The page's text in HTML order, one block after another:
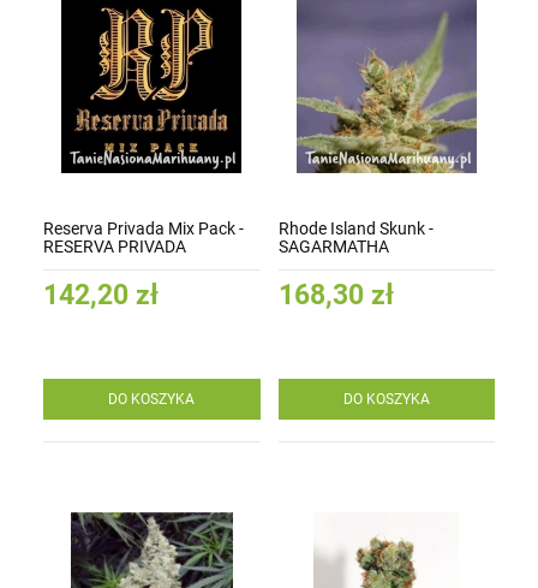
Reserva Privada Mix Pack -
RESERVA PRIVADA
142,20 zł
DO KOSZYKA
Rhode Island Skunk -
SAGARMATHA
168,30 zł
DO KOSZYKA